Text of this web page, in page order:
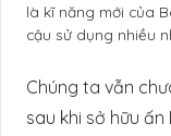
là kĩ năng mới của
cậu sử dụng nhiều
Chúng ta vẫn
sau khi sở hữu